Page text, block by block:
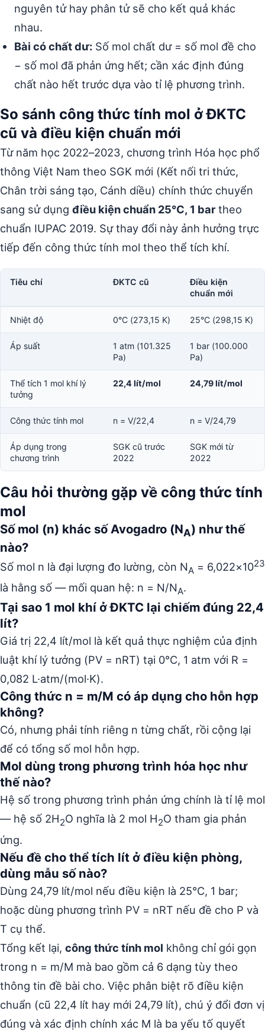
nguyên tử hay phân tử sẽ cho kết quả khác
nhau.
Bài có chất dư: Số mol chất dư = số mol đề cho
− số mol đã phản ứng hết; cần xác định đúng
chất nào hết trước dựa vào tỉ lệ phương trình.
So sánh công thức tính mol ở ĐKTC
cũ và điều kiện chuẩn mới
Từ năm học 2022–2023, chương trình Hóa học phổ
thông Việt Nam theo SGK mới (Kết nối tri thức,
Chân trời sáng tạo, Cánh diều) chính thức chuyển
sang sử dụng điều kiện chuẩn 25°C, 1 bartheo
chuẩn IUPAC 2019. Sự thay đổi này ảnh hưởng trực
tiếp đến công thức tính mol theo thể tích khí.
Tiêu chí ĐKTC cũ
Điều kiện
chuẩn mới
Nhiệt độ 0°C (273,15 K) 25°C (298,15 K)
Áp suất
1 atm (101.325
Pa)
1 bar (100.000
Pa)
Thể tích 1 mol khí lý
tưởng
22,4 lít/mol 24,79 lít/mol
Công thức tính mol n = V/22,4 n = V/24,79
Áp dụng trong
chương trình
SGK cũ trước
2022
SGK mới từ
2022
Câu hỏi thường gặp về công thức tính
mol
Số mol (n) khác số Avogadro (NA) như thế
nào?
Số mol n là đại lượng đo lường, còn NA = 6,022×1023
là hằng số — mối quan hệ: n = N/NA.
Tại sao 1 mol khí ở ĐKTC lại chiếm đúng 22,4
lít?
Giá trị 22,4 lít/mol là kết quả thực nghiệm của định
luật khí lý tưởng (PV = nRT) tại 0°C, 1 atm với R =
0,082 L·atm/(mol·K).
Công thức n = m/M có áp dụng cho hỗn hợp
không?
Có, nhưng phải tính riêng n từng chất, rồi cộng lại
để có tổng số mol hỗn hợp.
Mol dùng trong phương trình hóa học như
thế nào?
Hệ số trong phương trình phản ứng chính là tỉ lệ mol
— hệ số 2H2O nghĩa là 2 mol H2O tham gia phản
ứng.
Nếu đề cho thể tích lít ở điều kiện phòng,
dùng mẫu số nào?
Dùng 24,79 lít/mol nếu điều kiện là 25°C, 1 bar;
hoặc dùng phương trình PV = nRT nếu đề cho P và
T cụ thể.
Tổng kết lại, công thức tính mol không chỉ gói gọn
trong n = m/M mà bao gồm cả 6 dạng tùy theo
thông tin đề bài cho. Việc phân biệt rõ điều kiện
chuẩn (cũ 22,4 lít hay mới 24,79 lít), chú ý đổi đơn vị
đúng và xác định chính xác M là ba yếu tố quyết